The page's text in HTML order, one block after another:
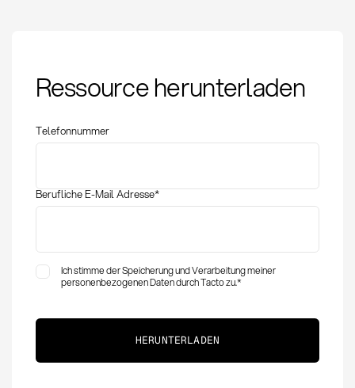
Kennzahlen für
hochwertige
Ressource herunterladen
Telefonnummer
Berufliche E-Mail Adresse*
Ich stimme der Speicherung und Verarbeitung meiner
personenbezogenen Daten durch Tacto zu.*